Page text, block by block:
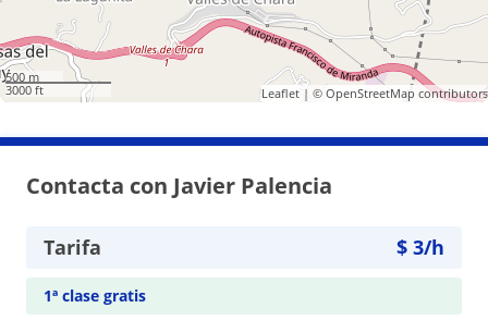
500 m
3000 ft
Leaflet| © OpenStreetMap contributors
Contacta con Javier Palencia
Tarifa $ 3/h
1ª clase gratis